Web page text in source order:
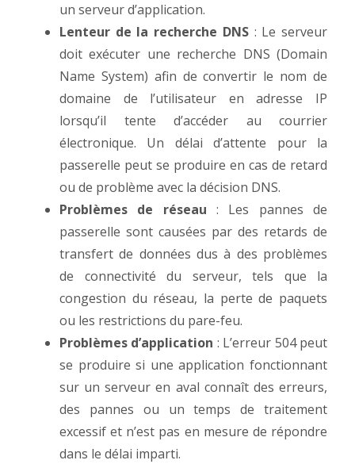
un serveur d’application.
Lenteur de la recherche DNS: Le serveur
doit exécuter une recherche DNS (Domain
Name System) afin de convertir le nom de
domaine de l’utilisateur en adresse IP
lorsqu’il tente d’accéder au courrier
électronique. Un délai d’attente pour la
passerelle peut se produire en cas de retard
ou de problème avec la décision DNS.
Problèmes de réseau : Les pannes de
passerelle sont causées par des retards de
transfert de données dus à des problèmes
de connectivité du serveur, tels que la
congestion du réseau, la perte de paquets
ou les restrictions du pare-feu.
Problèmes d’application : L’erreur 504 peut
se produire si une application fonctionnant
sur un serveur en aval connaît des erreurs,
des pannes ou un temps de traitement
excessif et n’est pas en mesure de répondre
dans le délai imparti.